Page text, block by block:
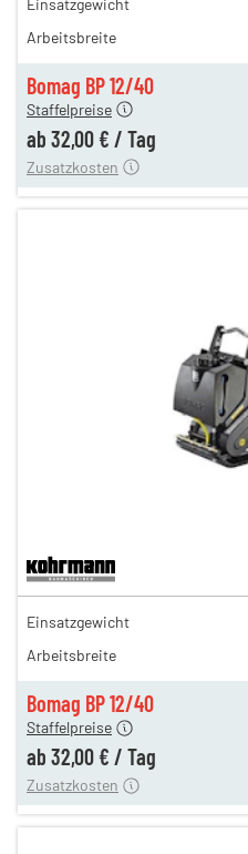
Bomag BP 12/40
45,00 €
38,00 €
Staffelpreise
ab 32,00 € / Tag
12,00 €
Zusatzkosten
Einsatzgewicht
Arbeitsbreite
Bomag BP 12/40
54,00 €
45,00 €
38,00 €
Staffelpreise
ab 32,00 € / Tag
12,00 €
Zusatzkosten
Einsatzgewicht
Arbeitsbreite